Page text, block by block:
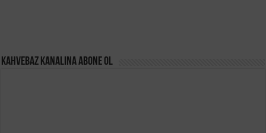
Kahvebaz Kanalına Abone Ol